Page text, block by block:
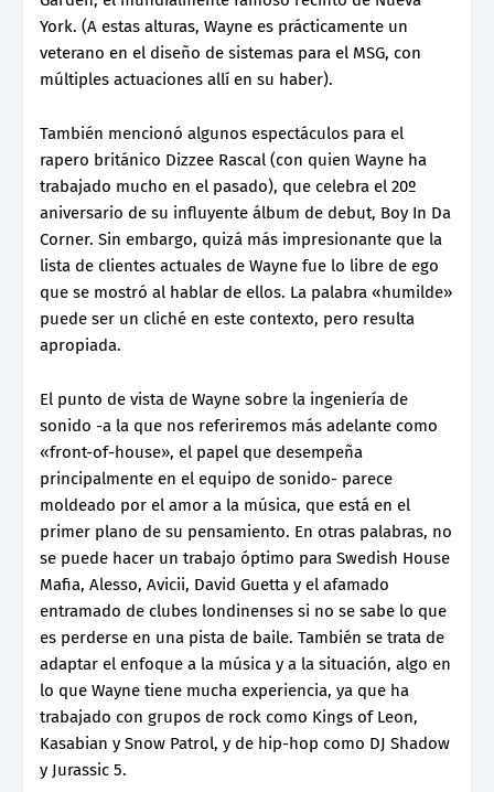
York. (A estas alturas, Wayne es prácticamente un
veterano en el diseño de sistemas para el MSG, con
múltiples actuaciones allí en su haber).
También mencionó algunos espectáculos para el
rapero británico Dizzee Rascal (con quien Wayne ha
trabajado mucho en el pasado), que celebra el 20º
aniversario de su influyente álbum de debut, Boy In Da
Corner. Sin embargo, quizá más impresionante que la
lista de clientes actuales de Wayne fue lo libre de ego
que se mostró al hablar de ellos. La palabra «humilde»
puede ser un cliché en este contexto, pero resulta
apropiada.
El punto de vista de Wayne sobre la ingeniería de
sonido -a la que nos referiremos más adelante como
«front-of-house», el papel que desempeña
principalmente en el equipo de sonido- parece
moldeado por el amor a la música, que está en el
primer plano de su pensamiento. En otras palabras, no
se puede hacer un trabajo óptimo para Swedish House
Mafia, Alesso, Avicii, David Guetta y el afamado
entramado de clubes londinenses si no se sabe lo que
es perderse en una pista de baile. También se trata de
adaptar el enfoque a la música y a la situación, algo en
lo que Wayne tiene mucha experiencia, ya que ha
trabajado con grupos de rock como Kings of Leon,
Kasabian y Snow Patrol, y de hip-hop como DJ Shadow
y Jurassic 5.